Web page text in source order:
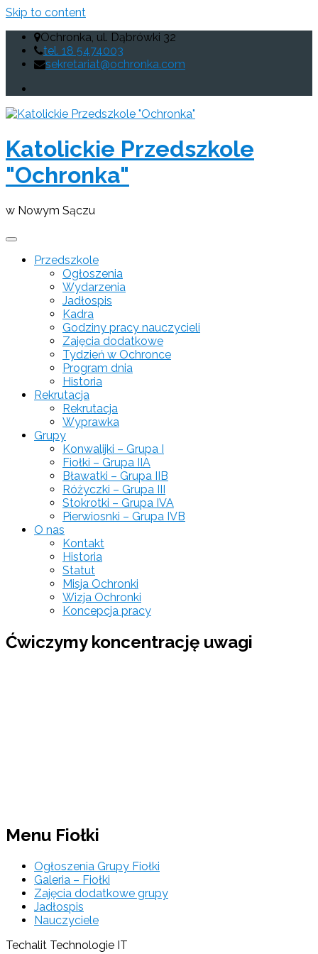
Skip to content
Ochronka, ul. Dąbrówki 32
tel. 18 5474003
sekretariat@ochronka.com
Katolickie Przedszkole
"Ochronka"
w Nowym Sączu
Przedszkole
Ogłoszenia
Wydarzenia
Jadłospis
Kadra
Godziny pracy nauczycieli
Zajęcia dodatkowe
Tydzień w Ochronce
Program dnia
Historia
Rekrutacja
Rekrutacja
Wyprawka
Grupy
Konwalijki – Grupa I
Fiołki – Grupa IIA
Bławatki – Grupa IIB
Różyczki – Grupa III
Stokrotki – Grupa IVA
Pierwiosnki – Grupa IVB
O nas
Kontakt
Historia
Statut
Misja Ochronki
Wizja Ochronki
Koncepcja pracy
Ćwiczymy koncentrację uwagi
Menu Fiołki
Ogłoszenia Grupy Fiołki
Galeria – Fiołki
Zajęcia dodatkowe grupy
Jadłospis
Nauczyciele
Techalit Technologie IT